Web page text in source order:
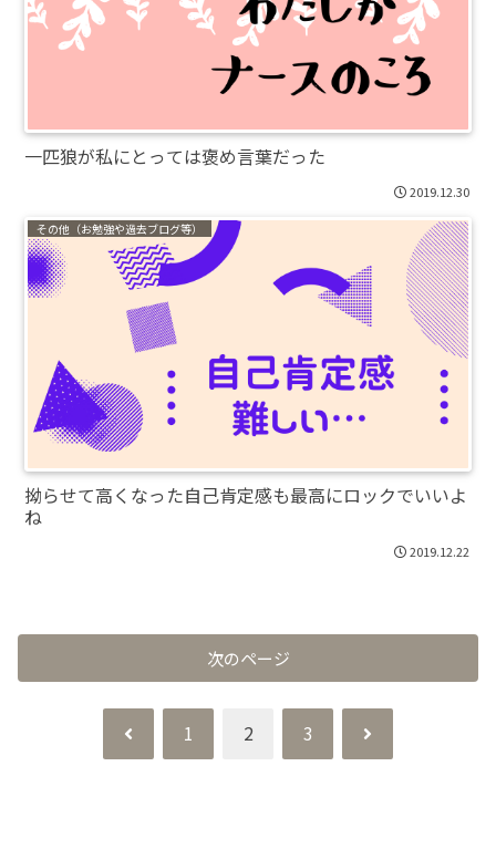
一匹狼が私にとっては褒め言葉だった
2019.12.30
その他（お勉強や過去ブログ等）
拗らせて高くなった自己肯定感も最高にロックでいいよ
ね
2019.12.22
次のページ
前
1 2 3
次